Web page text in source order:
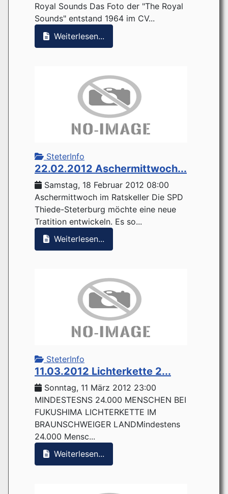
Royal Sounds Das Foto der "The Royal
Sounds" entstand 1964 im CV...
Weiterlesen...
SteterInfo
22.02.2012 Aschermittwoch...
Samstag, 18 Februar 2012 08:00
Aschermittwoch im Ratskeller Die SPD
Thiede-Steterburg möchte eine neue
Tratition entwickeln. Es so...
Weiterlesen...
SteterInfo
11.03.2012 Lichterkette 2...
Sonntag, 11 März 2012 23:00
MINDESTESNS 24.000 MENSCHEN BEI
FUKUSHIMA LICHTERKETTE IM
BRAUNSCHWEIGER LANDMindestens
24.000 Mensc...
Weiterlesen...